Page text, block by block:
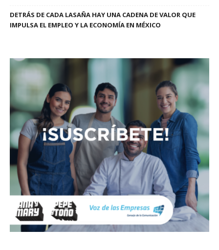
DETRÁS DE CADA LASAÑA HAY UNA CADENA DE VALOR QUE
IMPULSA EL EMPLEO Y LA ECONOMÍA EN MÉXICO